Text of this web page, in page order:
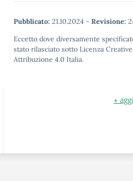
Pubblicato: 21.10.2024 - Revisione:
Eccetto dove diversamente
stato rilasciato sotto Licenza
Attribuzione 4.0 Italia.
+